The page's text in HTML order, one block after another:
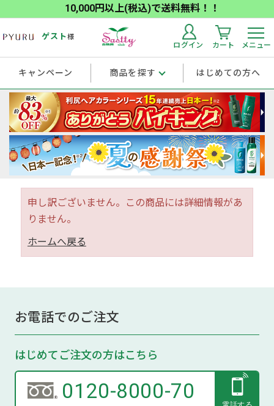
10,000円以上(税込)で送料無料！！
ゲスト様
ログイン カート メニュー
キャンペーン 商品を探す はじめての方へ
申し訳ございません。この商品には詳細情報があ
りません。
ホームへ戻る
お電話でのご注文
はじめてご注文の方はこちら
0120-8000-70